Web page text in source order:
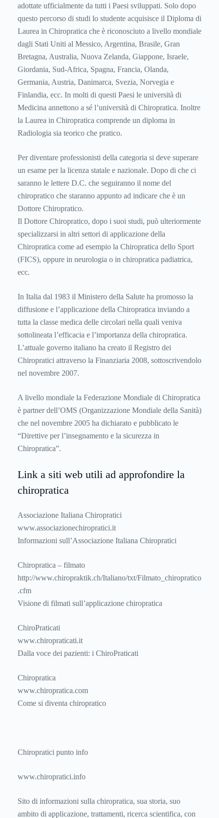
adottate ufficialmente da tutti i Paesi sviluppati. Solo dopo
questo percorso di studi lo studente acquisisce il Diploma di
Laurea in Chiropratica che è riconosciuto a livello mondiale
dagli Stati Uniti al Messico, Argentina, Brasile, Gran
Bretagna, Australia, Nuova Zelanda, Giappone, Israele,
Giordania, Sud-Africa, Spagna, Francia, Olanda,
Germania, Austria, Danimarca, Svezia, Norvegia e
Finlandia, ecc. In molti di questi Paesi le università di
Medicina annettono a sé l’università di Chiropratica. Inoltre
la Laurea in Chiropratica comprende un diploma in
Radiologia sia teorico che pratico.
Per diventare professionisti della categoria si deve superare
un esame per la licenza statale e nazionale. Dopo di che ci
saranno le lettere D.C. che seguiranno il nome del
chiropratico che staranno appunto ad indicare che è un
Dottore Chiropratico.
Il Dottore Chiropratico, dopo i suoi studi, può ulteriormente
specializzarsi in altri settori di applicazione della
Chiropratica come ad esempio la Chiropratica dello Sport
(FICS), oppure in neurologia o in chiropratica padiatrica,
ecc.
In Italia dal 1983 il Ministero della Salute ha promosso la
diffusione e l’applicazione della Chiropratica inviando a
tutta la classe medica delle circolari nella quali veniva
sottolineata l’efficacia e l’importanza della chiropratica.
L’attuale governo italiano ha creato il Registro dei
Chiropratici attraverso la Finanziaria 2008, sottoscrivendolo
nel novembre 2007.
A livello mondiale la Federazione Mondiale di Chiropratica
è partner dell’OMS (Organizzazione Mondiale della Sanità)
che nel novembre 2005 ha dichiarato e pubblicato le
“Direttive per l’insegnamento e la sicurezza in
Chiropratica”.
Link a siti web utili ad approfondire la
chiropratica
Associazione Italiana Chiropratici
www.associazionechiropratici.it
Informazioni sull’Associazione Italiana Chiropratici
Chiropratica – filmato
http://www.chiropraktik.ch/Italiano/txt/Filmato_chiropratico
.cfm
Visione di filmati sull’applicazione chiropratica
ChiroPraticati
www.chiropraticati.it
Dalla voce dei pazienti: i ChiroPraticati
Chiropratica
www.chiropratica.com
Come si diventa chiropratico
Chiropratici punto info
www.chiropratici.info
Sito di informazioni sulla chiropratica, sua storia, suo
ambito di applicazione, trattamenti, ricerca scientifica, con